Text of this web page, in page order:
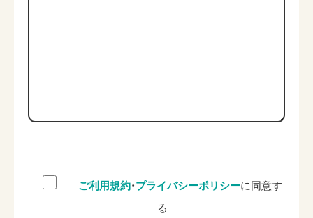
ご利用規約・プライバシーポリシーに同意す
る